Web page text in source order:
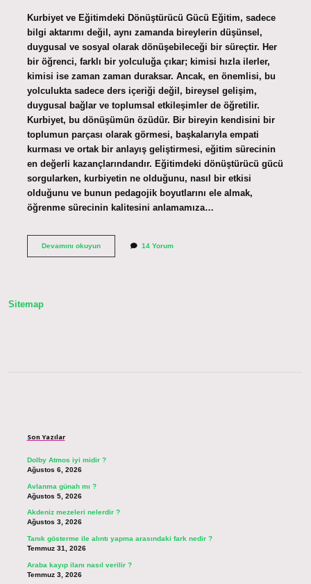
Kurbiyet ve Eğitimdeki Dönüştürücü Gücü Eğitim, sadece
bilgi aktarımı değil, aynı zamanda bireylerin düşünsel,
duygusal ve sosyal olarak dönüşebileceği bir süreçtir. Her
bir öğrenci, farklı bir yolculuğa çıkar; kimisi hızla ilerler,
kimisi ise zaman zaman duraksar. Ancak, en önemlisi, bu
yolculukta sadece ders içeriği değil, bireysel gelişim,
duygusal bağlar ve toplumsal etkileşimler de öğretilir.
Kurbiyet, bu dönüşümün özüdür. Bir bireyin kendisini bir
toplumun parçası olarak görmesi, başkalarıyla empati
kurması ve ortak bir anlayış geliştirmesi, eğitim sürecinin
en değerli kazançlarındandır. Eğitimdeki dönüştürücü gücü
sorgularken, kurbiyetin ne olduğunu, nasıl bir etkisi
olduğunu ve bunun pedagojik boyutlarını ele almak,
öğrenme sürecinin kalitesini anlamamıza…
Devamını okuyunKurbiyet
14 Yorum
Sitemap
Son Yazılar
Dolby Atmos iyi midir ?
Ağustos 6, 2026
Avlanma günah mı ?
Ağustos 5, 2026
Akdeniz mezeleri nelerdir ?
Ağustos 3, 2026
Tanık gösterme ile alıntı yapma arasındaki fark nedir ?
Temmuz 31, 2026
Araba kayıp ilanı nasıl verilir ?
Temmuz 3, 2026